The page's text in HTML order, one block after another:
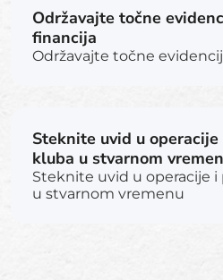
Održavajte točne
financija
Održavajte točne
Steknite uvid u
kluba u stvarnom
Steknite uvid u operacije
u stvarnom vremenu